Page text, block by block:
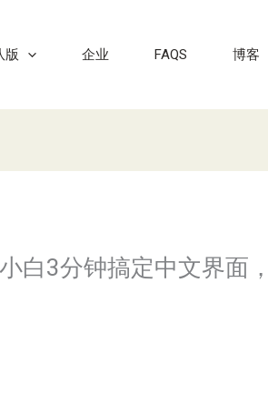
版 企业 FAQS 博客
白3分钟搞定中文界面